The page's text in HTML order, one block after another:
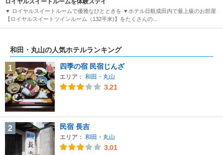
ロイヤルスイートルームを体験ステイ
▼ ロイヤルスイートルームで優雅なひとときを ▼ホテル日航成田内で最上級のお部屋
【ロイヤルスイートツインルーム（132平米)】をたくさんの...
和田・丸山の人気ホテルランキング
1 四季の宿 民宿じんざ
エリア： 和田・丸山
3.21
2 民宿 長吉
エリア： 和田・丸山
3.01